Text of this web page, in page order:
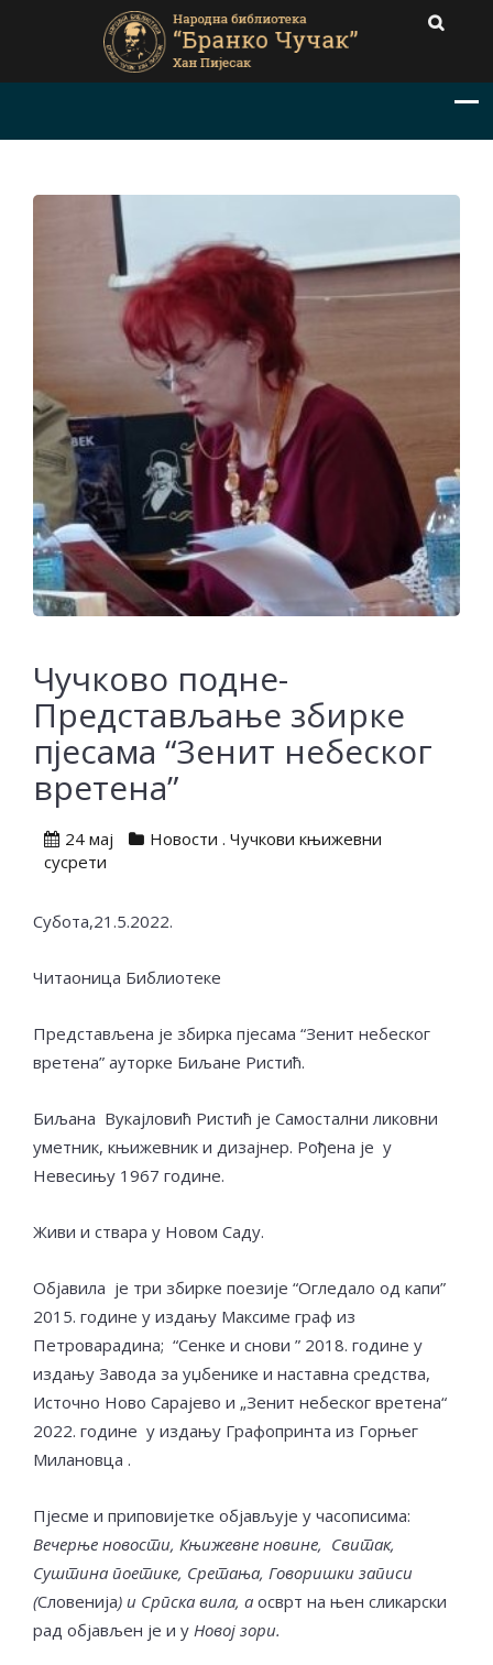
Чучково подне-
Представљање збирке
пјесама “Зенит небеског
вретена”
24 мај Новости . Чучкови књижевни
сусрети
Субота,21.5.2022.
Читаоница Библиотеке
Представљена је збирка пјесама “Зенит небеског
вретена” ауторке Биљане Ристић.
Биљана Вукајловић Ристић је Самостални ликовни
уметник, књижевник и дизајнер. Рођена је у
Невесињу 1967 године.
Живи и ствара у Новом Саду.
Објавила је три збирке поезије “Огледало од капи”
2015. године у издању Максиме граф из
Петроварадина; “Сенке и снови ” 2018. године у
издању Завода за уџбенике и наставна средства,
Источно Ново Сарајево и „Зенит небеског вретена“
2022. године у издању Графопринта из Горњег
Милановца .
Пјесме и приповијетке објављује у часописима:
Вечерње новости, Књижевне новине, Свитак,
Суштина поетике, Сретања, Говоришки записи
(Словенија) и Српска вила, а осврт на њен сликарски
рад објављен је и у Новој зори.